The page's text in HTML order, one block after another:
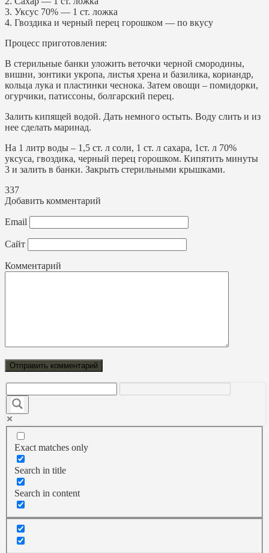
3. Уксус 70% — 1 ст. ложка
4. Гвоздика и черный перец горошком — по вкусу
Процесс приготовления:
В стерильные банки уложить веточки черной смородины,
вишни, зонтики укропа, листья хрена и базилика, кориандр,
кольца лука и пластинки чеснока. Затем овощи – помидорки,
огурчики, патиссоны, болгарский перец.
Залить кипящей водой. Дать немного остыть. Воду слить и из
нее сделать маринад.
На 1 литр воды – 1,5 ст. л соли, 1 ст. л сахара, 1ст. л 70%
уксуса, гвоздика, черный перец горошком. Кипятить минуты
3 и залить в банки. Закрыть стерильными крышками.
337
Добавить комментарий
Email
Сайт
Комментарий
Exact matches only
Search in title
Search in content